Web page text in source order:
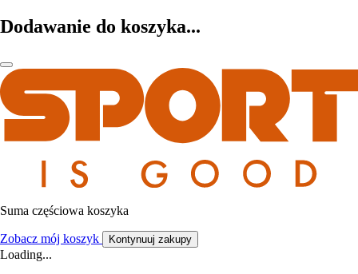
Dodawanie do koszyka...
Suma częściowa koszyka
Zobacz mój koszyk Kontynuuj zakupy
Loading...